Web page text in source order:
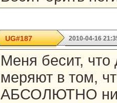
UG#187 2010-04-16
Меня бесит,
меряют в том,
АБСОЛЮТНО